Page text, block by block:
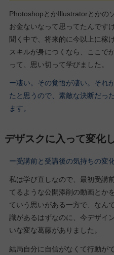
PhotoshopとかIllustratorとかの
お金ないなって思ってたんです
聞く中で、将来的に今以上に稼
スキルが身につくなら、ここで
って、思い切って学びました。
ー凄い。その覚悟が凄い。それ
たと思うので、素敵な決断だっ
ます。
デザスクに入って変化
ー受講前と受講後の気持ちの変
私は学び直しなので、最初受講
てるような公開添削の動画とか
ていう思いがある一方で、なん
識があるはずなのに、今デザイ
いな変な葛藤がありました。
結局自分に自信がなくて行動が